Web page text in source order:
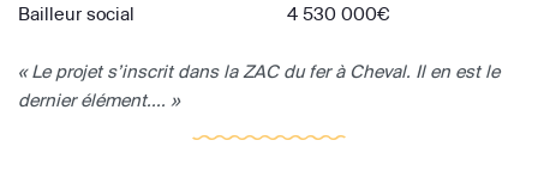
Bailleur social
4 530 000€
« Le projet s’inscrit dans la ZAC du fer à Cheval. Il en est le
dernier élément.... »